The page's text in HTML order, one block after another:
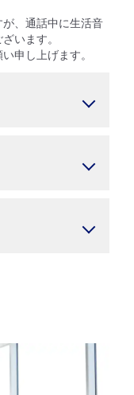
、通話中に生活音
います。
申し上げます。